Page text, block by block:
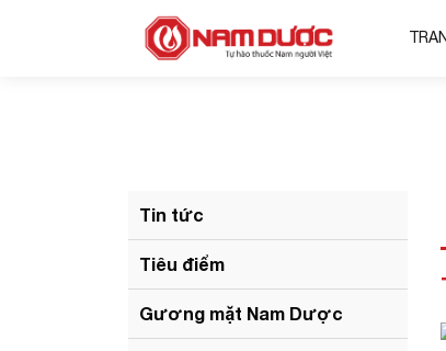
Tin tức
Tiêu điểm
Gương mặt Nam Dược